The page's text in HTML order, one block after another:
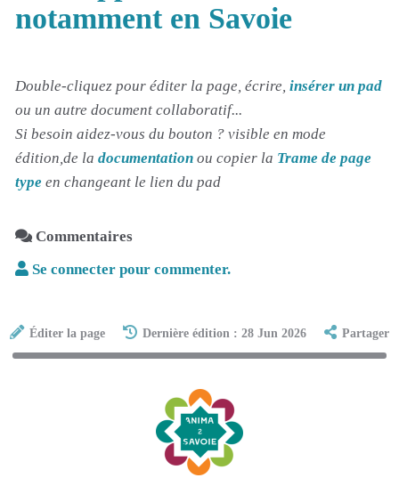
notamment en Savoie
Double-cliquez pour éditer la page, écrire, insérer un pad
ou un autre document collaboratif...
Si besoin aidez-vous du bouton ? visible en mode
édition,de la documentation ou copier la Trame de page
type en changeant le lien du pad
Commentaires
Se connecter pour commenter.
Éditer la page Dernière édition : 28 Jun 2026 Partager